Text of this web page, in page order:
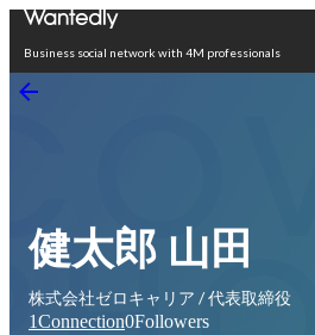
Business social network with 4M professionals
健太郎 山田
株式会社ゼロキャリア / 代表取締役
1Connection0Followers